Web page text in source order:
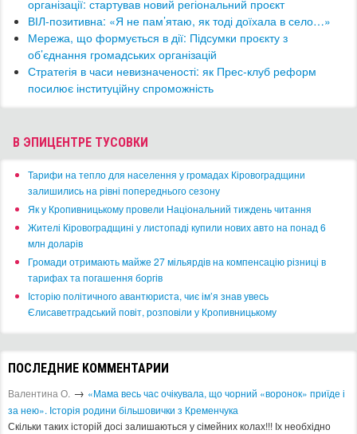
організації: стартував новий регіональний проєкт
​ВІЛ-позитивна: «Я не пам’ятаю, як тоді доїхала в село…»
​Мережа, що формується в дії: Підсумки проєкту з
об’єднання громадських організацій
Стратегія в часи невизначеності: як Прес-клуб реформ
посилює інституційну спроможність
В ЭПИЦЕНТРЕ ТУСОВКИ
​Тарифи на тепло для населення у громадах Кіровоградщини
залишились на рівні попереднього сезону
​Як у Кропивницькому провели Національний тиждень читання
​Жителі Кіровоградщині у листопаді купили нових авто на понад 6
млн доларів
​Громади отримають майже 27 мільярдів на компенсацію різниці в
тарифах та погашення боргів
Історію політичного авантюриста, чиє ім’я знав увесь
Єлисаветградський повіт, розповіли у Кропивницькому
ПОСЛЕДНИЕ КОММЕНТАРИИ
Валентина О. → «Мама весь час очікувала, що чорний «воронок» приїде і
за нею». Історія родини більшовички з Кременчука
Скільки таких історій досі залишаються у сімейних колах!!! Іх необхідно